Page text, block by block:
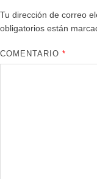
Tu dirección de correo
obligatorios están
COMENTARIO*